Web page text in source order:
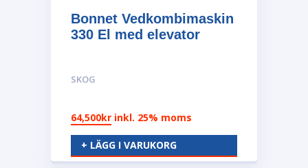
Bonnet Vedkombimaskin
330 El med elevator
SKOG
64,500kr inkl. 25% moms
+ LÄGG I VARUKORG